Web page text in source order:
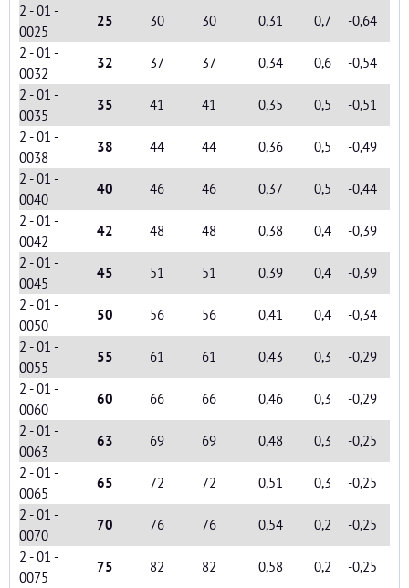
2 - 01 -
0025
25 30 30 0,31 0,7
-0,64
2 - 01 -
0032
32 37 37 0,34 0,6
-0,54
2 - 01 -
0035
35 41 41 0,35 0,5
-0,51
2 - 01 -
0038
38 44 44 0,36 0,5
-0,49
2 - 01 -
0040
40 46 46 0,37 0,5
-0,44
2 - 01 -
0042
42 48 48 0,38 0,4
-0,39
2 - 01 -
0045
45 51 51 0,39 0,4
-0,39
2 - 01 -
0050
50 56 56 0,41 0,4
-0,34
2 - 01 -
0055
55 61 61 0,43 0,3
-0,29
2 - 01 -
0060
60 66 66 0,46 0,3
-0,29
2 - 01 -
0063
63 69 69 0,48 0,3
-0,25
2 - 01 -
0065
65 72 72 0,51 0,3
-0,25
2 - 01 -
0070
70 76 76 0,54 0,2
-0,25
2 - 01 -
0075
75 82 82 0,58 0,2
-0,25